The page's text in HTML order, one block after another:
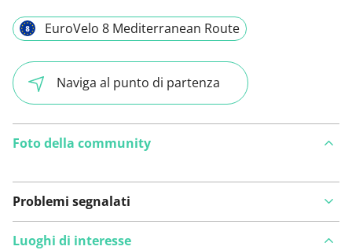
EuroVelo 8 Mediterranean Route
Naviga al punto di partenza
Foto della community
Problemi segnalati
Luoghi di interesse